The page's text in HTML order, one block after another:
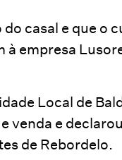
casal e que o
à empresa
Local de
venda e
de Rebordelo.